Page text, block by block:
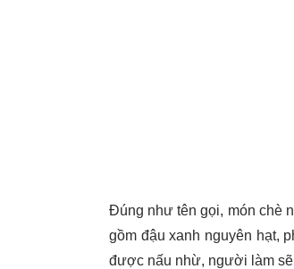
Đúng như tên gọi, món chè
gồm đậu xanh nguyên hạt,
được nấu nhừ, người làm